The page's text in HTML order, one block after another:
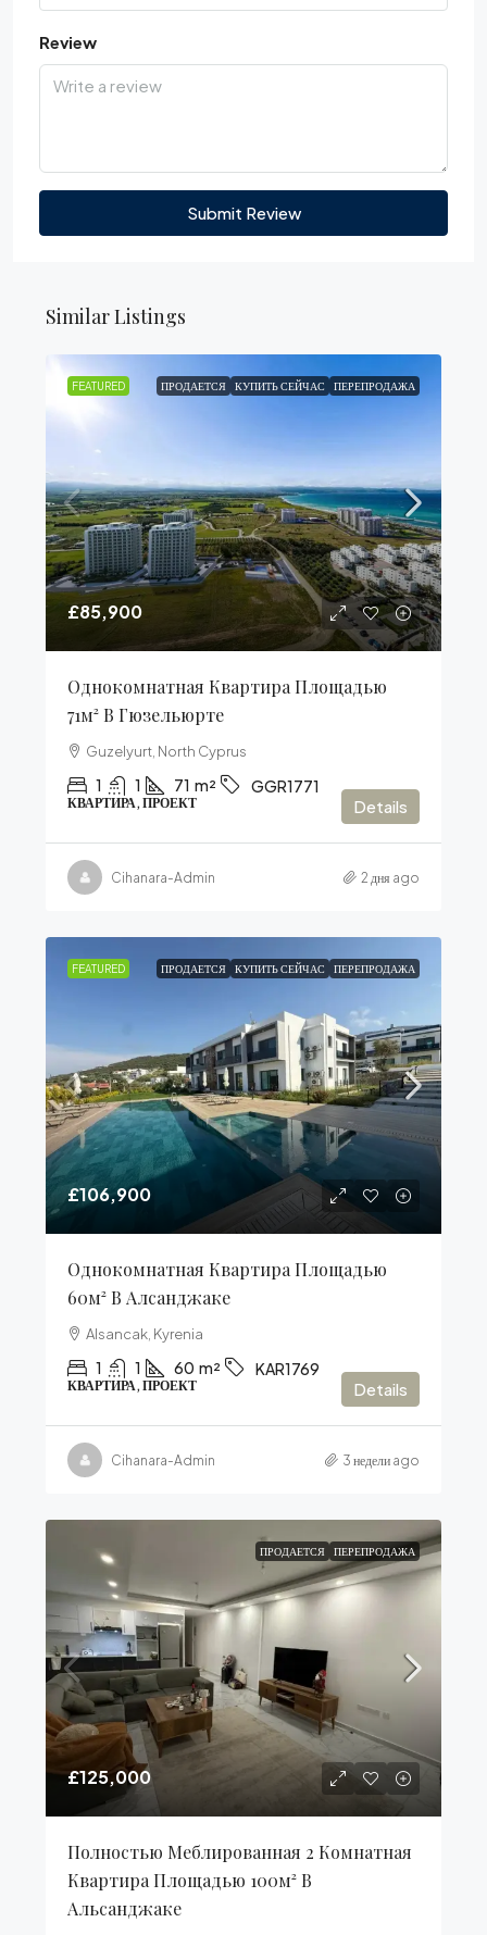
Review
Submit Review
Similar Listings
FEATURED ПРОДАЕТСЯ КУПИТЬ СЕЙЧАС ПЕРЕПРОДАЖА
£85,900
Однокомнатная Квартира Площадью
71м² В Гюзельюрте
Guzelyurt, North Cyprus
1 1 71 m² GGR1771
КВАРТИРА, ПРОЕКТ Details
Cihanara-Admin 2 дня ago
FEATURED ПРОДАЕТСЯ КУПИТЬ СЕЙЧАС ПЕРЕПРОДАЖА
£106,900
Однокомнатная Квартира Площадью
60м² В Алсанджаке
Alsancak, Kyrenia
1 1 60 m² KAR1769
КВАРТИРА, ПРОЕКТ Details
Cihanara-Admin 3 недели ago
ПРОДАЕТСЯ ПЕРЕПРОДАЖА
£125,000
Полностью Меблированная 2 Комнатная
Квартира Площадью 100м² В
Альсанджаке